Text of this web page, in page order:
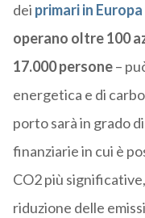
dei primari in Europa
operano oltre 100
17.000 persone–
energetica e di
porto sarà in grado
finanziarie in cui è
CO2 più
riduzione delle